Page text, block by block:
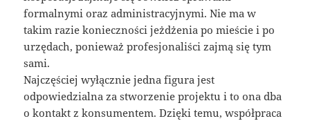
formalnymi oraz administracyjnymi. Nie ma w
takim razie konieczności jeżdżenia po mieście i po
urzędach, ponieważ profesjonaliści zajmą się tym
sami.
Najczęściej wyłącznie jedna figura jest
odpowiedzialna za stworzenie projektu i to ona dba
o kontakt z konsumentem. Dzięki temu, współpraca